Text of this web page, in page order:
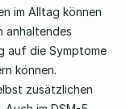
im Alltag können
anhaltendes
auf die Symptome
können.
zusätzlichen